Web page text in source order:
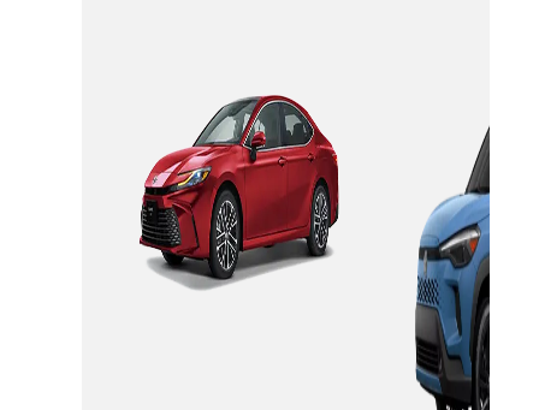
Sienna
HEV
2026
DESDE
$1,007,600